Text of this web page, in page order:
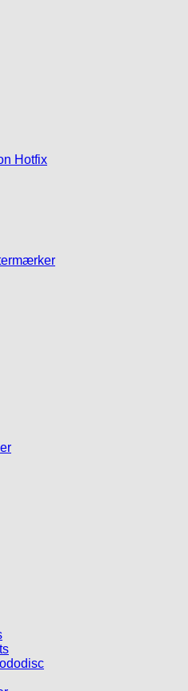
Hotfix